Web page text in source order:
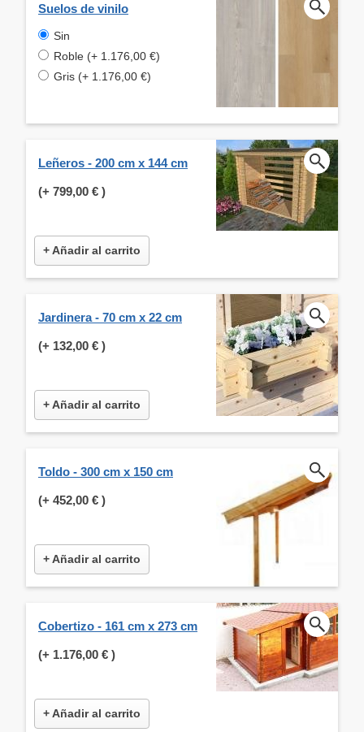
Suelos de vinilo
Sin
Roble (+ 1.176,00 €)
Gris (+ 1.176,00 €)
Leñeros - 200 cm x 144 cm
(+ 799,00 € )
+ Añadir al carrito
Jardinera - 70 cm x 22 cm
(+ 132,00 € )
+ Añadir al carrito
Toldo - 300 cm x 150 cm
(+ 452,00 € )
+ Añadir al carrito
Cobertizo - 161 cm x 273 cm
(+ 1.176,00 € )
+ Añadir al carrito